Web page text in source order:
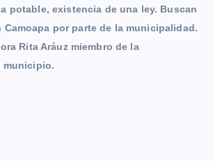
potable, existencia de una ley. Buscan
por parte de la municipalidad.
Rita Aráuz miembro de la
municipio.